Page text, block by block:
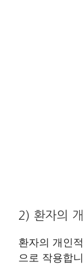
2) 환자의
환자의 개인
으로 작용합